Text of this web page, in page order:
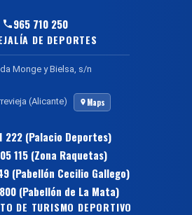
965 710 250
DE DEPORTES
Monge y Bielsa, s/n
(Alicante) Maps
222 (Palacio Deportes)
115 (Zona Raquetas)
(Pabellón Cecilio Gallego)
(Pabellón de La Mata)
DE TURISMO DEPORTIVO